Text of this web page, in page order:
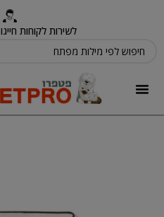
לשירות לקוחות חייגו